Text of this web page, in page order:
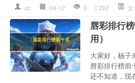
cc 04-12 0 392
唇彩排行
用）
大家好，杨子
唇彩排行榜前
还不知道，现